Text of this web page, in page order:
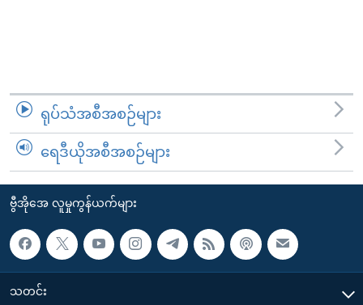
ရုပ်သံအစီအစဉ်များ
ရေဒီယိုအစီအစဉ်များ
ဗွီအိုအေ လူမှုကွန်ယက်များ
သတင်း